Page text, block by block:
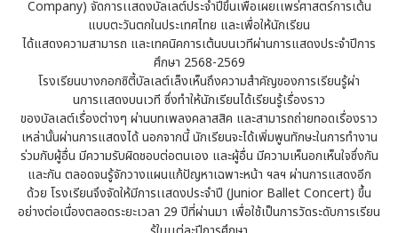
Company) จัดการเเสดงบัลเลต์ประจำปีขึ้นเพื่อเผยเเพร่ศาสตร์การเต้น
แบบตะวันตกในประเทศไทย และเพื่อให้นักเรียน
ได้แสดงความสามารถ และเทคนิคการเต้นบนเวทีผ่านการแสดงประจำปีการ
ศึกษา 2568-2569
โรงเรียนบางกอกซิตี้บัลเลต์เล็งเห็นถึงความสำคัญของการเรียนรู้ผ่า
นการเเสดงบนเวที ซึ่งทำให้นักเรียนได้เรียนรู้เรื่องราว
ของบัลเลต์เรื่องต่างๆ ผ่านบทเพลงคลาสสิค และสามารถถ่ายทอดเรื่องราว
เหล่านั้นผ่านการแสดงได้ นอกจากนี้ นักเรียนจะได้เพิ่มพูนทักษะในการทำงาน
ร่วมกับผู้อื่น มีความรับผิดชอบต่อตนเอง และผู้อื่น มีความเห็นอกเห็นใจซึ่งกัน
และกัน ตลอดจนรู้จักวางแผนแก้ปัญหาเฉพาะหน้า ฯลฯ ผ่านการแสดงอีก
ด้วย โรงเรียนจึงจัดให้มีการเเสดงประจำปี (Junior Ballet Concert) ขึ้น
อย่างต่อเนื่องตลอดระยะเวลา 29 ปีที่ผ่านมา เพื่อใช้เป็นการวัดระดับการเรียน